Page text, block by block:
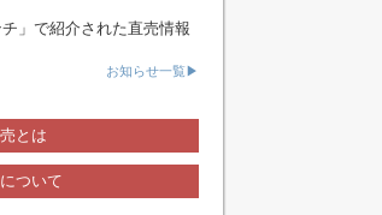
チ」で紹介された直売情報
お知らせ一覧▶
とは
ついて